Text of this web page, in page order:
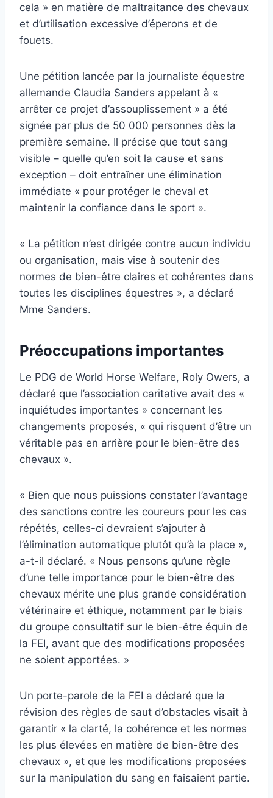
cela » en matière de maltraitance des chevaux
et d’utilisation excessive d’éperons et de
fouets.
Une pétition lancée par la journaliste équestre
allemande Claudia Sanders appelant à «
arrêter ce projet d’assouplissement » a été
signée par plus de 50 000 personnes dès la
première semaine. Il précise que tout sang
visible – quelle qu’en soit la cause et sans
exception – doit entraîner une élimination
immédiate « pour protéger le cheval et
maintenir la confiance dans le sport ».
« La pétition n’est dirigée contre aucun individu
ou organisation, mais vise à soutenir des
normes de bien-être claires et cohérentes dans
toutes les disciplines équestres », a déclaré
Mme Sanders.
Préoccupations importantes
Le PDG de World Horse Welfare, Roly Owers, a
déclaré que l’association caritative avait des «
inquiétudes importantes » concernant les
changements proposés, « qui risquent d’être un
véritable pas en arrière pour le bien-être des
chevaux ».
« Bien que nous puissions constater l’avantage
des sanctions contre les coureurs pour les cas
répétés, celles-ci devraient s’ajouter à
l’élimination automatique plutôt qu’à la place »,
a-t-il déclaré. « Nous pensons qu’une règle
d’une telle importance pour le bien-être des
chevaux mérite une plus grande considération
vétérinaire et éthique, notamment par le biais
du groupe consultatif sur le bien-être équin de
la FEI, avant que des modifications proposées
ne soient apportées. »
Un porte-parole de la FEI a déclaré que la
révision des règles de saut d’obstacles visait à
garantir « la clarté, la cohérence et les normes
les plus élevées en matière de bien-être des
chevaux », et que les modifications proposées
sur la manipulation du sang en faisaient partie.